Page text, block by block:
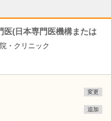
医(日本専門医機構または
・クリニック
変更
追加